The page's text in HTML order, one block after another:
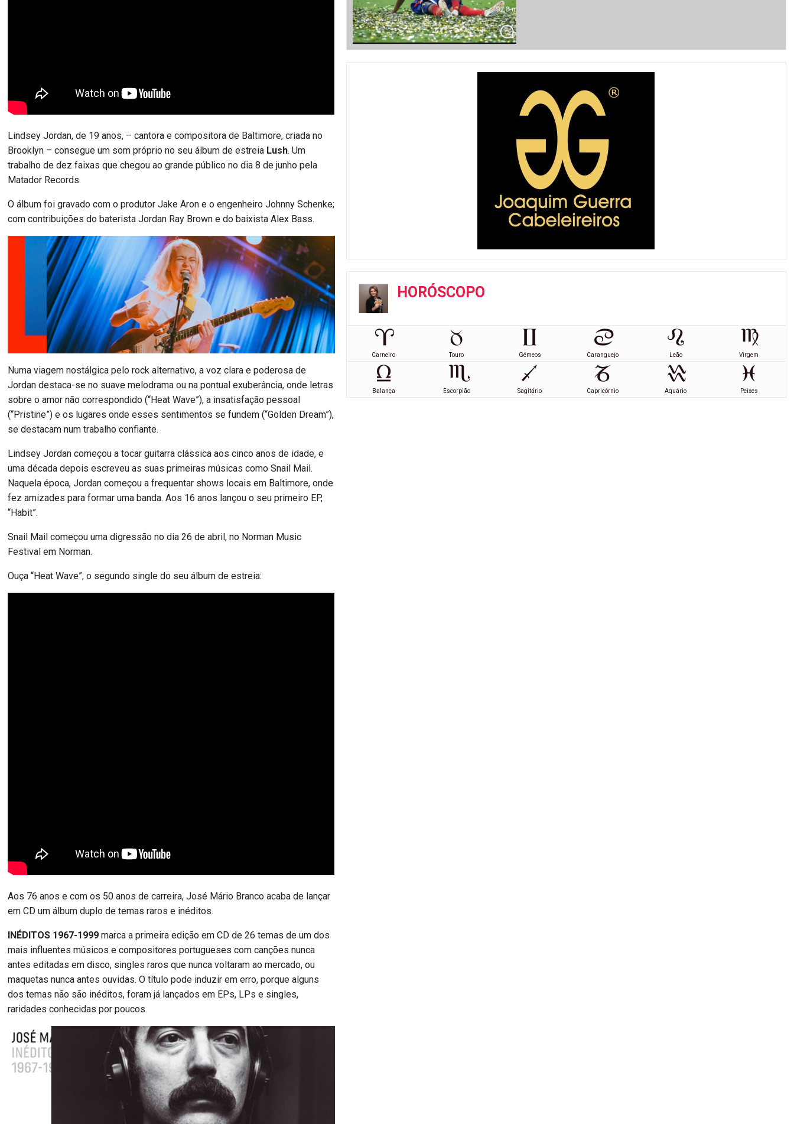
Lindsey Jordan, de 19 anos, – cantora e compositora de Baltimore, criada no
Brooklyn – consegue um som próprio no seu álbum de estreia Lush. Um
trabalho de dez faixas que chegou ao grande público no dia 8 de junho pela
Matador Records.
O álbum foi gravado com o produtor Jake Aron e o engenheiro Johnny Schenke;
com contribuições do baterista Jordan Ray Brown e do baixista Alex Bass.
Numa viagem nostálgica pelo rock alternativo, a voz clara e poderosa de
Jordan destaca-se no suave melodrama ou na pontual exuberância, onde letras
sobre o amor não correspondido (“Heat Wave”), a insatisfação pessoal
(“Pristine”) e os lugares onde esses sentimentos se fundem (“Golden Dream”),
se destacam num trabalho confiante.
Lindsey Jordan começou a tocar guitarra clássica aos cinco anos de idade, e
uma década depois escreveu as suas primeiras músicas como Snail Mail.
Naquela época, Jordan começou a frequentar shows locais em Baltimore, onde
fez amizades para formar uma banda. Aos 16 anos lançou o seu primeiro EP,
“Habit”.
Snail Mail começou uma digressão no dia 26 de abril, no Norman Music
Festival em Norman.
Ouça “Heat Wave”, o segundo single do seu álbum de estreia:
Aos 76 anos e com os 50 anos de carreira, José Mário Branco acaba de lançar
em CD um álbum duplo de temas raros e inéditos.
INÉDITOS 1967-1999 marca a primeira edição em CD de 26 temas de um dos
mais influentes músicos e compositores portugueses com canções nunca
antes editadas em disco, singles raros que nunca voltaram ao mercado, ou
maquetas nunca antes ouvidas. O título pode induzir em erro, porque alguns
dos temas não são inéditos, foram já lançados em EPs, LPs e singles,
raridades conhecidas por poucos.
HORÓSCOPO
Carneiro Touro Gémeos Caranguejo Leão Virgem
Balança Escorpião Sagitário Capricórnio Aquário Peixes